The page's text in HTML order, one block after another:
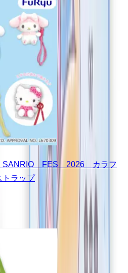
SANRIO FES 2026 カラフ
ラップ